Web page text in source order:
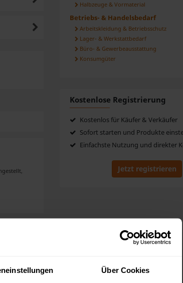
Über Cookies
Halbzeuge & Vormaterial
Betriebs- & Handelsbedarf
Arbeitskleidung & Betriebsschutz
Lager- & Werkstattbedarf
Büro- & Gewerbeausstattung
Konsumgüter
Kostenlose Registrierung
Kostenlos für Käufer & Verkäufer
Sofort starten und Produkte
Einfachste Nutzung und direkter
Jetzt registrieren